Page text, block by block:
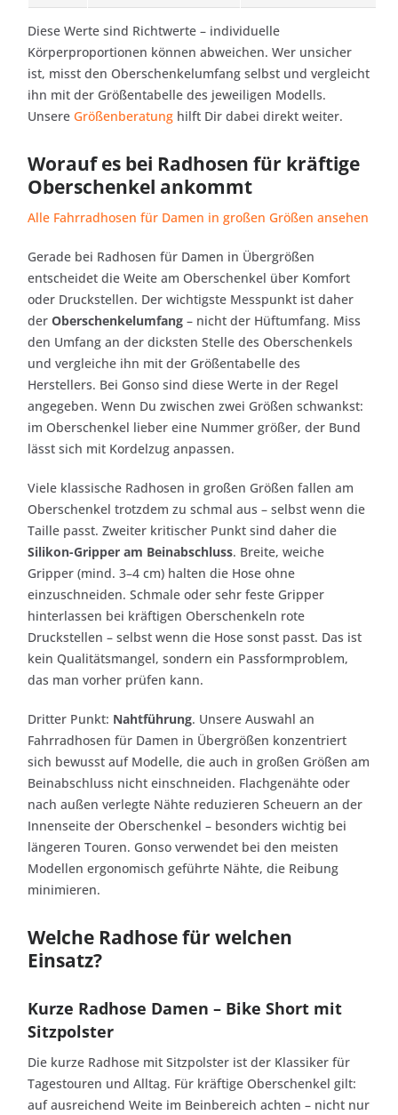
Diese Werte sind Richtwerte – individuelle
Körperproportionen können abweichen. Wer unsicher
ist, misst den Oberschenkelumfang selbst und vergleicht
ihn mit der Größentabelle des jeweiligen Modells.
Unsere Größenberatung hilft Dir dabei direkt weiter.
Worauf es bei Radhosen für kräftige
Oberschenkel ankommt
Alle Fahrradhosen für Damen in großen Größen ansehen
Gerade bei Radhosen für Damen in Übergrößen
entscheidet die Weite am Oberschenkel über Komfort
oder Druckstellen. Der wichtigste Messpunkt ist daher
der Oberschenkelumfang – nicht der Hüftumfang. Miss
den Umfang an der dicksten Stelle des Oberschenkels
und vergleiche ihn mit der Größentabelle des
Herstellers. Bei Gonso sind diese Werte in der Regel
angegeben. Wenn Du zwischen zwei Größen schwankst:
im Oberschenkel lieber eine Nummer größer, der Bund
lässt sich mit Kordelzug anpassen.
Viele klassische Radhosen in großen Größen fallen am
Oberschenkel trotzdem zu schmal aus – selbst wenn die
Taille passt. Zweiter kritischer Punkt sind daher die
Silikon-Gripper am Beinabschluss. Breite, weiche
Gripper (mind. 3–4 cm) halten die Hose ohne
einzuschneiden. Schmale oder sehr feste Gripper
hinterlassen bei kräftigen Oberschenkeln rote
Druckstellen – selbst wenn die Hose sonst passt. Das ist
kein Qualitätsmangel, sondern ein Passformproblem,
das man vorher prüfen kann.
Dritter Punkt: Nahtführung. Unsere Auswahl an
Fahrradhosen für Damen in Übergrößen konzentriert
sich bewusst auf Modelle, die auch in großen Größen am
Beinabschluss nicht einschneiden. Flachgenähte oder
nach außen verlegte Nähte reduzieren Scheuern an der
Innenseite der Oberschenkel – besonders wichtig bei
längeren Touren. Gonso verwendet bei den meisten
Modellen ergonomisch geführte Nähte, die Reibung
minimieren.
Welche Radhose für welchen
Einsatz?
Kurze Radhose Damen – Bike Short mit
Sitzpolster
Die kurze Radhose mit Sitzpolster ist der Klassiker für
Tagestouren und Alltag. Für kräftige Oberschenkel gilt:
auf ausreichend Weite im Beinbereich achten – nicht nur